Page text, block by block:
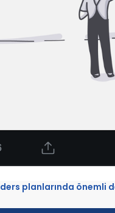
planlarında önemli